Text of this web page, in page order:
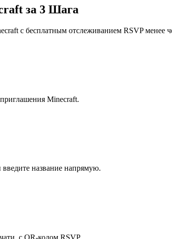
за 3 Шага
с бесплатным отслеживанием RSVP менее
приглашения Minecraft.
название напрямую.
с QR-кодом RSVP.